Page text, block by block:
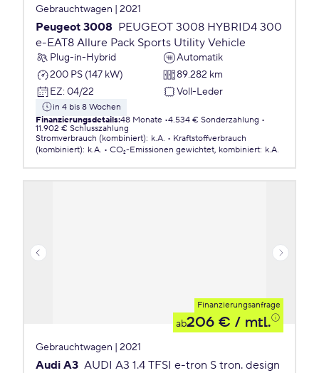
Gebrauchtwagen | 2021
Peugeot 3008 PEUGEOT 3008 HYBRID4 300
e-EAT8 Allure Pack Sports Utility Vehicle
Plug-in-Hybrid
Automatik
200 PS (147 kW)
89.282 km
EZ: 04/22 Voll-Leder
in 4 bis 8 Wochen
Finanzierungsdetails:48 Monate 4.534 € Sonderzahlung
11.902 € Schlusszahlung
Stromverbrauch (kombiniert): k.A.
Kraftstoffverbrauch
(kombiniert): k.A. CO₂-Emissionen gewichtet, kombiniert: k.A.
Finanzierungsanfrage
ab206 € / mtl.
Gebrauchtwagen | 2021
Audi A3 AUDI A3 1.4 TFSI e-tron S tron. design